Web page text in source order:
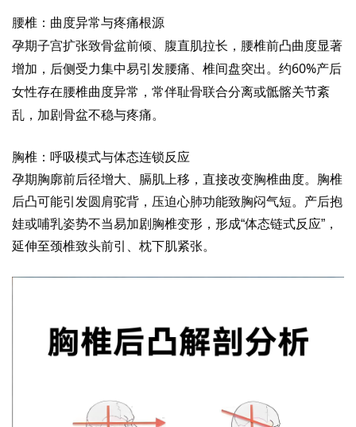
腰椎：曲度异常与疼痛根源
孕期子宫扩张致骨盆前倾、腹直肌拉长，腰椎前凸曲度显著
增加，后侧受力集中易引发腰痛、椎间盘突出。约60%产后
女性存在腰椎曲度异常，常伴耻骨联合分离或骶髂关节紊
乱，加剧骨盆不稳与疼痛。
胸椎：呼吸模式与体态连锁反应
孕期胸廓前后径增大、膈肌上移，直接改变胸椎曲度。胸椎
后凸可能引发圆肩驼背，压迫心肺功能致胸闷气短。产后抱
娃或哺乳姿势不当易加剧胸椎变形，形成“体态链式反应”，
延伸至颈椎致头前引、枕下肌紧张。